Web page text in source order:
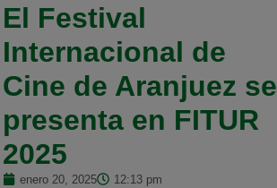
El Festival
Internacional de
Cine de Aranjuez se
presenta en FITUR
2025
enero 20, 2025 12:13 pm